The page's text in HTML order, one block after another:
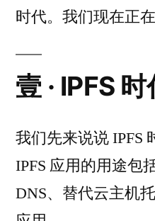
时代。我们现在正
壹 · IPFS 时
我们先来说说 IPFS
IPFS 应用的用途包
DNS、替代云主机